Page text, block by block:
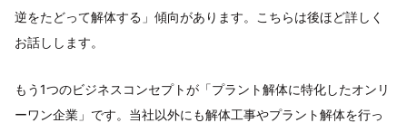
逆をたどって解体する」傾向があります。こちらは後ほど詳しく
お話しします。
もう1つのビジネスコンセプトが「プラント解体に特化したオンリ
ーワン企業」です。当社以外にも解体工事やプラント解体を行っ